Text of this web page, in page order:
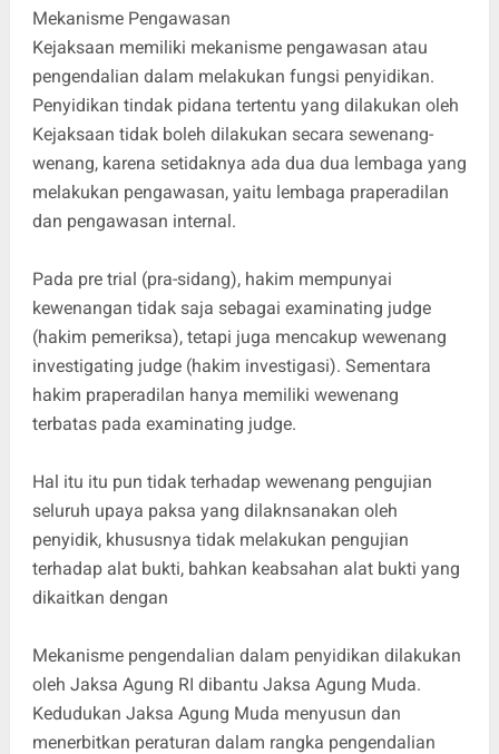
Mekanisme Pengawasan
Kejaksaan memiliki mekanisme pengawasan atau
pengendalian dalam melakukan fungsi penyidikan.
Penyidikan tindak pidana tertentu yang dilakukan oleh
Kejaksaan tidak boleh dilakukan secara sewenang-
wenang, karena setidaknya ada dua dua lembaga yang
melakukan pengawasan, yaitu lembaga praperadilan
dan pengawasan internal.
Pada pre trial (pra-sidang), hakim mempunyai
kewenangan tidak saja sebagai examinating judge
(hakim pemeriksa), tetapi juga mencakup wewenang
investigating judge (hakim investigasi). Sementara
hakim praperadilan hanya memiliki wewenang
terbatas pada examinating judge.
Hal itu itu pun tidak terhadap wewenang pengujian
seluruh upaya paksa yang dilaknsanakan oleh
penyidik, khususnya tidak melakukan pengujian
terhadap alat bukti, bahkan keabsahan alat bukti yang
dikaitkan dengan
Mekanisme pengendalian dalam penyidikan dilakukan
oleh Jaksa Agung RI dibantu Jaksa Agung Muda.
Kedudukan Jaksa Agung Muda menyusun dan
menerbitkan peraturan dalam rangka pengendalian